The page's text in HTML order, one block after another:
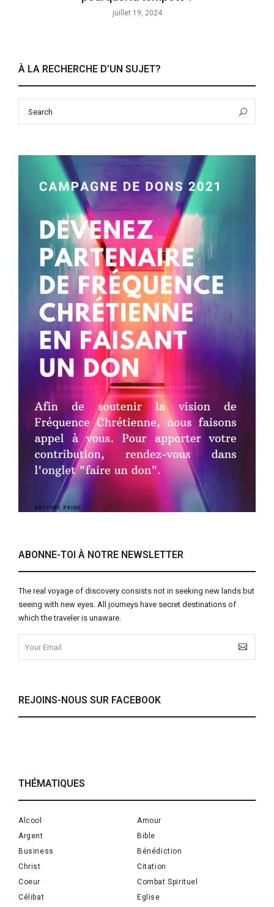
juillet 19, 2024
À LA RECHERCHE D’UN SUJET?
ABONNE-TOI À NOTRE NEWSLETTER
The real voyage of discovery consists not in seeking new lands but
seeing with new eyes. All journeys have secret destinations of
which the traveler is unaware.
REJOINS-NOUS SUR FACEBOOK
THÉMATIQUES
Alcool
Amour
Argent
Bible
Business
Bénédiction
Christ
Citation
Coeur
Combat Spirituel
Célibat
Eglise